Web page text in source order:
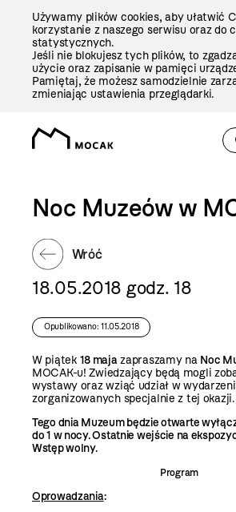
Używamy plików cookies, aby ułatwić
korzystanie z naszego serwisu oraz do
statystycznych.
Jeśli nie blokujesz tych plików, to
użycie oraz zapisanie w pamięci
Pamiętaj, że możesz samodzielnie
zmieniając ustawienia przeglądarki.
Noc Muzeów w
Wróć
18.05.2018 godz. 18
Opublikowano: 11.05.2018
W piątek 18 majazapraszamy na Noc
MOCAK-u! Zwiedzający będą mogli
wystawy oraz wziąć udział w
zorganizowanych specjalnie z tej okazji.
Tego dnia Muzeum będzie otwarte
do 1 w nocy. Ostatnie wejście na
Wstęp wolny.
Program
Oprowadzania: